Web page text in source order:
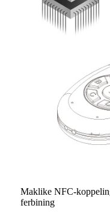
Maklike NFC-
ferbining